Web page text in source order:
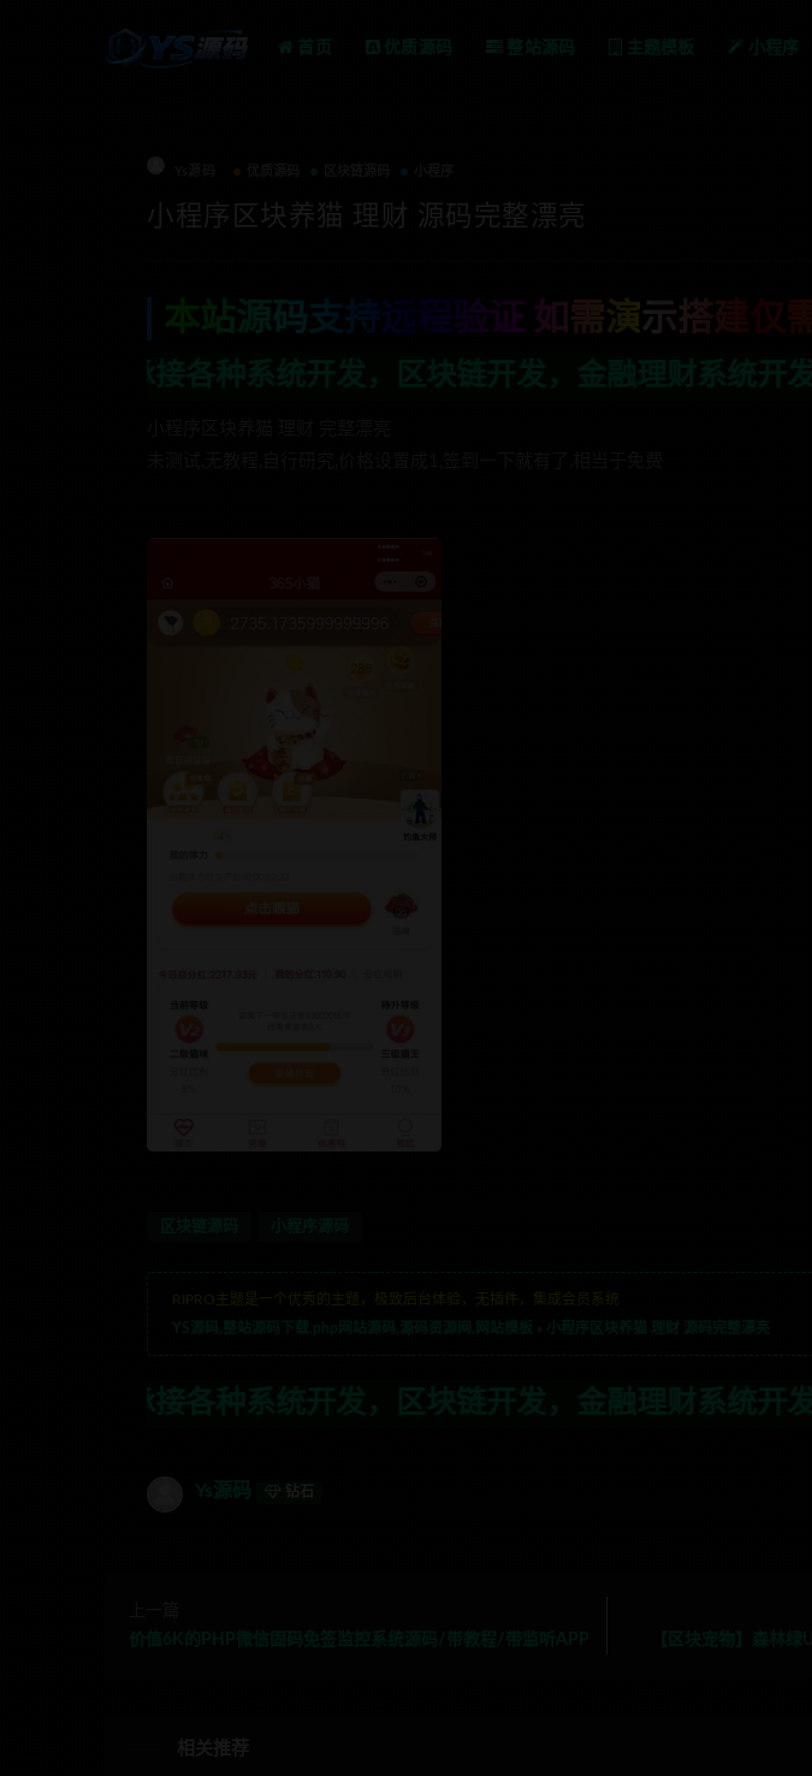
首页 优质源码 整站源码 主题模板 小程序
小程序区块养猫 理财 源码完整漂亮
本站源码支持远程验证 如需演示搭建仅
系统开发，区块链开发，金融理财系统开发，行业不限
RIPRO主题是一个优秀的主题，极致后台体验，无插件，集成会员系统
YS源码,整站源码下载,php网站源码,源码资源网,网站模板
小程序区块养猫 理财 源码完整漂亮
系统开发，区块链开发，金融理财系统开发，行业不限
Ys源码 钻石